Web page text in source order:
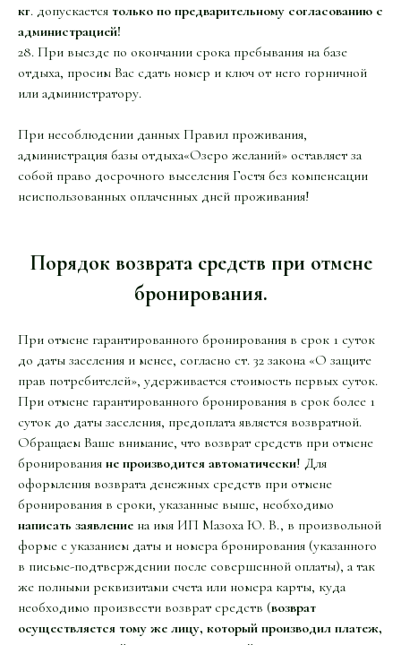
кг. допускается только по предварительному согласованию с
администрацией!
28. При выезде по окончании срока пребывания на базе
отдыха, просим Вас сдать номер и ключ от него горничной
или администратору.
При несоблюдении данных Правил проживания,
администрация базы отдыха«Озеро желаний» оставляет за
собой право досрочного выселения Гостя без компенсации
неиспользованных оплаченных дней проживания!
Порядок возврата средств при отмене
бронирования.
При отмене гарантированного бронирования в срок 1 суток
до даты заселения и менее, согласно ст. 32 закона «О защите
прав потребителей», удерживается стоимость первых суток.
При отмене гарантированного бронирования в срок более 1
суток до даты заселения, предоплата является возвратной.
Обращаем Ваше внимание, что возврат средств при отмене
бронирования не производится автоматически! Для
оформления возврата денежных средств при отмене
бронирования в сроки, указанные выше, необходимо
написать заявление на имя ИП Мазоха Ю. В., в произвольной
форме с указанием даты и номера бронирования (указанного
в письме-подтверждении после совершенной оплаты), а так
же полными реквизитами счета или номера карты, куда
необходимо произвести возврат средств (возврат
осуществляется тому же лицу, который производил платеж,